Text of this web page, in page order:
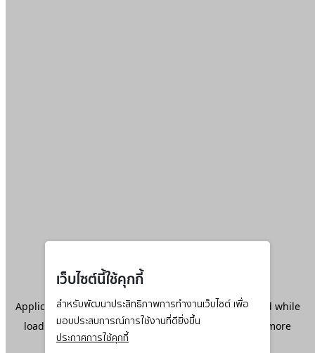
เว็บไซต์นี้ใช้คุกกี้
สำหรับพัฒนาประสิทธิภาพการทำงานเว็บไซต์ เพื่อ
มอบประสบการณ์การใช้งานที่ดียิ่งขึ้น
ประกาศการใช้คุกกี้
Application error: aclient-side exception has occurred while
loadingwww.ktc.co.th(see the browser console
for more
information).